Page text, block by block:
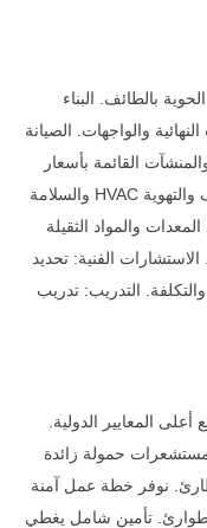
بالطائف. البناء
والواجهات. الصيانة
القائمة بأسعار
مخفضة. التركيبات المتخصصة: أنظمة التكييف والتهوية HVAC والسلامة
والمواد الثقيلة
الفنية: تحديد
التدريب: تدريب
المعايير الدولية.
حمولة زائدة
نوفر خطة عمل آمنة
تأمين شامل يغطي